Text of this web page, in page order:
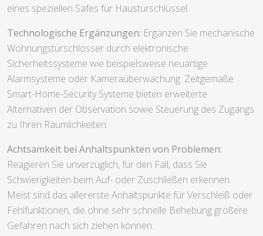
eines speziellen Safes für Haustürschlüssel.
Technologische Ergänzungen: Ergänzen Sie mechanische
Wohnungstürschlösser durch elektronische
Sicherheitssysteme wie beispielsweise neuartige
Alarmsysteme oder Kameraüberwachung. Zeitgemäße
Smart-Home-Security Systeme bieten erweiterte
Alternativen der Observation sowie Steuerung des Zugangs
zu Ihren Räumlichkeiten.
Achtsamkeit bei Anhaltspunkten von Problemen:
Reagieren Sie unverzüglich, für den Fall, dass Sie
Schwierigkeiten beim Auf- oder Zuschließen erkennen.
Meist sind das allererste Anhaltspunkte für Verschleiß oder
Fehlfunktionen, die ohne sehr schnelle Behebung größere
Gefahren nach sich ziehen können.